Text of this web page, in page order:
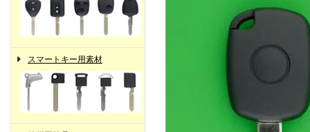
スマートキー用素材